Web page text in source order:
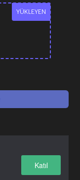
YÜKLEYEN
Katıl